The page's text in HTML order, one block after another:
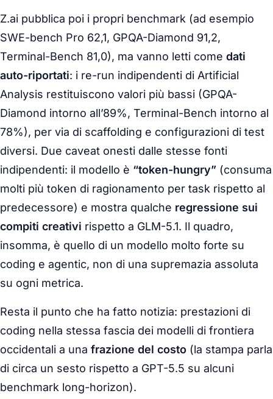
Z.ai pubblica poi i propri benchmark (ad esempio
SWE-bench Pro 62,1, GPQA-Diamond 91,2,
Terminal-Bench 81,0), ma vanno letti come dati
auto-riportati: i re-run indipendenti di Artificial
Analysis restituiscono valori più bassi (GPQA-
Diamond intorno all’89%, Terminal-Bench intorno al
78%), per via di scaffolding e configurazioni di test
diversi. Due caveat onesti dalle stesse fonti
indipendenti: il modello è “token-hungry” (consuma
molti più token di ragionamento per task rispetto al
predecessore) e mostra qualche regressione sui
compiti creativi rispetto a GLM-5.1. Il quadro,
insomma, è quello di un modello molto forte su
coding e agentic, non di una supremazia assoluta
su ogni metrica.
Resta il punto che ha fatto notizia: prestazioni di
coding nella stessa fascia dei modelli di frontiera
occidentali a una frazione del costo (la stampa parla
di circa un sesto rispetto a GPT-5.5 su alcuni
benchmark long-horizon).